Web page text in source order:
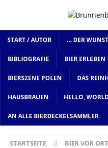
START / AUTOR … DER
BIBLIOGRAFIE BIER ERLEBEN
BIERSZENE POLEN DAS
HAUSBRAUEN HELLO,
AN ALLE BIERDECKELSAMMLER
STARTSEITE BIER VOR ORT